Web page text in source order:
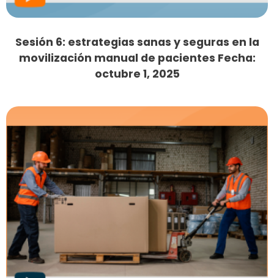
Sesión 6: estrategias sanas y seguras en la
movilización manual de pacientes Fecha:
octubre 1, 2025